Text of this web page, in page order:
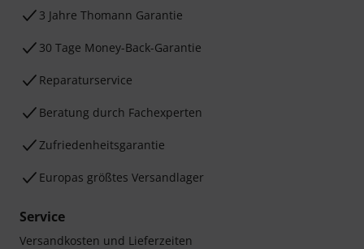
3 Jahre Thomann Garantie
30 Tage Money-Back-Garantie
Reparaturservice
Beratung durch Fachexperten
Zufriedenheitsgarantie
Europas größtes Versandlager
Service
Versandkosten und Lieferzeiten